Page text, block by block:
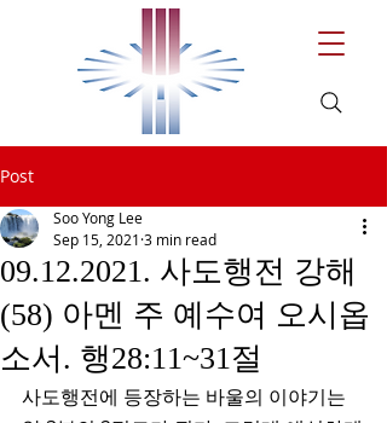
Post
09.12.2021. 사도행전 강해
(58) 아멘 주 예수여 오시옵
소서. 행28:11~31절
Soo Yong Lee
Sep 15, 2021 3 min read
사도행전에 등장하는 바울의 이야기는